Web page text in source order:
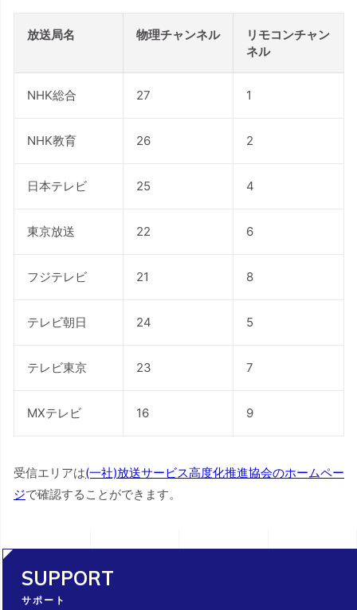
SUPPORT
サポート
放送局名 物理チャンネル
リモコンチャン
ネル
NHK総合 27 1
NHK教育 26 2
日本テレビ 25 4
東京放送 22 6
フジテレビ 21 8
テレビ朝日 24 5
テレビ東京 23 7
MXテレビ 16 9
受信エリアは(一社)放送サービス高度化推進協会のホームペー
ジで確認することができます。